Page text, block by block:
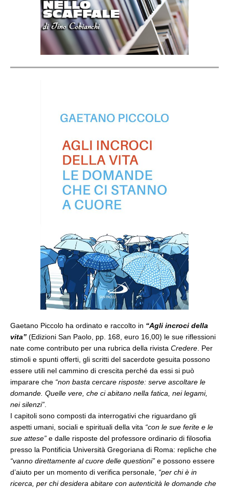
Gaetano Piccolo ha ordinato e raccolto in “Agli incroci della
vita” (Edizioni San Paolo, pp. 168, euro 16,00) le sue riflessioni
nate come contributo per una rubrica della rivista Credere . Per
stimoli e spunti offerti, gli scritti del sacerdote gesuita possono
essere utili nel cammino di crescita perché da essi si può
imparare che “non basta cercare risposte: serve ascoltare le
domande. Quelle vere, che ci abitano nella fatica, nei legami,
nei silenzi”
I capitoli sono composti da interrogativi che riguardano gli
aspetti umani, sociali e spirituali della vita “con le sue ferite e le
sue attese” e dalle risposte del professore ordinario di filosofia
presso la Pontificia Università Gregoriana di Roma: repliche che
“vanno direttamente al cuore delle questioni” e possono essere
d’aiuto per un momento di verifica personale, “per chi è in
ricerca, per chi desidera abitare con autenticità le domande che